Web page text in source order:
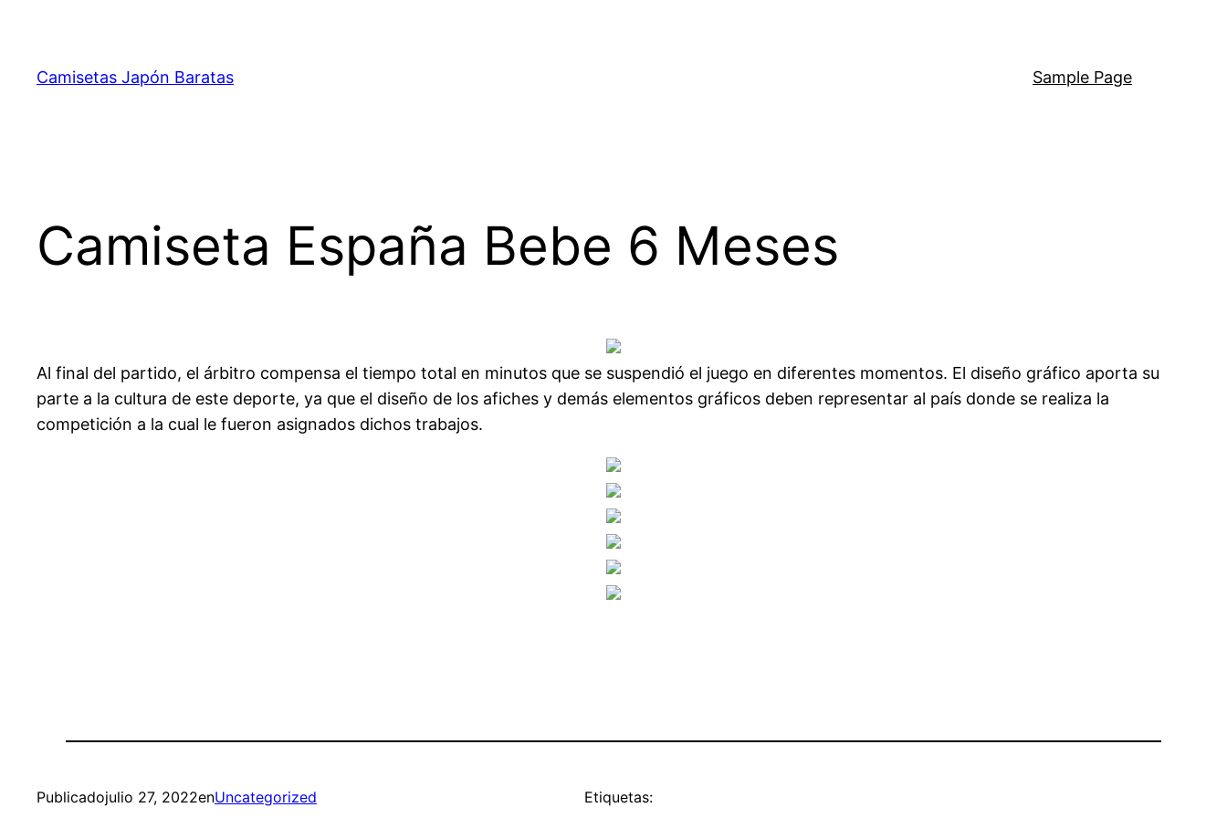
contenido
Camisetas Japón Baratas Sample Page
Camiseta España Bebe 6 Meses
Al final del partido, el árbitro compensa el tiempo total en minutos que se suspendió el juego en diferentes momentos. El diseño gráfico aporta su
parte a la cultura de este deporte, ya que el diseño de los afiches y demás elementos gráficos deben representar al país donde se realiza la
competición a la cual le fueron asignados dichos trabajos.
Publicadojulio 27, 2022enUncategorized Etiquetas: